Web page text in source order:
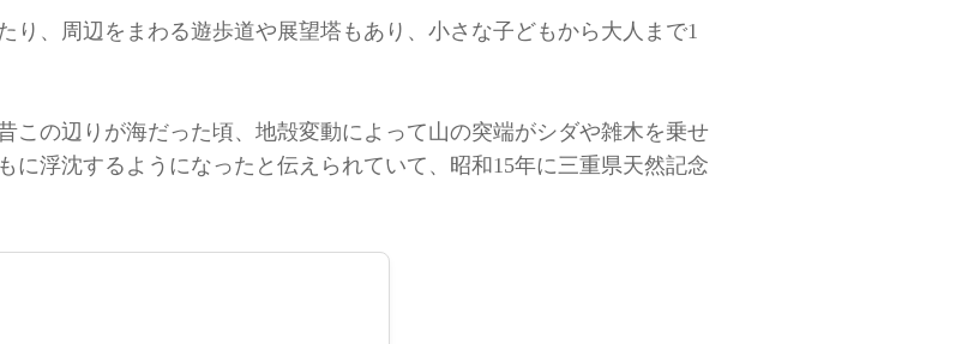
り、周辺をまわる遊歩道や展望塔もあり、小さな子どもから大人まで1
この辺りが海だった頃、地殻変動によって山の突端がシダや雑木を乗せ
に浮沈するようになったと伝えられていて、昭和15年に三重県天然記念